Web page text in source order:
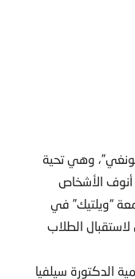
وهي تحية
الأشخاص
“ويلتيك” في
لاستقبال الطلاب
الدكتورة سيلفيا